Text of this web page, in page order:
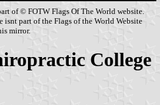
of © FOTW Flags Of The World website.
part of the Flags of the World Website
mirror.
College